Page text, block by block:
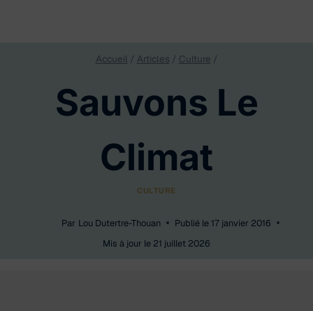
Accueil / Articles / Culture /
Sauvons Le
Climat
CULTURE
Par Lou Dutertre-Thouan Publié le 17 janvier 2016
Mis à jour le 21 juillet 2026